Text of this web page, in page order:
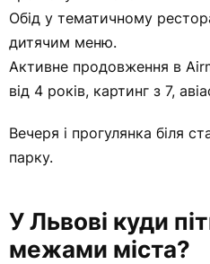
Обід у тематичному
дитячим меню.
Активне продовження в
від 4 років, картинг з 7,
Вечеря і прогулянка біля
парку.
У Львові куди
межами міста?